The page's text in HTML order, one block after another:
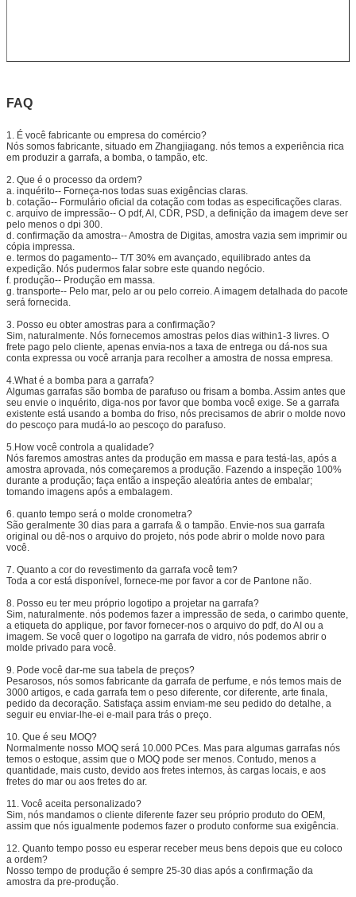
FAQ
1. É você fabricante ou empresa do comércio?
Nós somos fabricante, situado em Zhangjiagang. nós temos a experiência rica
em produzir a garrafa, a bomba, o tampão, etc.
2. Que é o processo da ordem?
a. inquérito-- Forneça-nos todas suas exigências claras.
b. cotação-- Formulário oficial da cotação com todas as especificações claras.
c. arquivo de impressão-- O pdf, AI, CDR, PSD, a definição da imagem deve ser
pelo menos o dpi 300.
d. confirmação da amostra-- Amostra de Digitas, amostra vazia sem imprimir ou
cópia impressa.
e. termos do pagamento-- T/T 30% em avançado, equilibrado antes da
expedição. Nós pudermos falar sobre este quando negócio.
f. produção-- Produção em massa.
g. transporte-- Pelo mar, pelo ar ou pelo correio. A imagem detalhada do pacote
será fornecida.
3. Posso eu obter amostras para a confirmação?
Sim, naturalmente. Nós fornecemos amostras pelos dias within1-3 livres. O
frete pago pelo cliente, apenas envia-nos a taxa de entrega ou dá-nos sua
conta expressa ou você arranja para recolher a amostra de nossa empresa.
4.What é a bomba para a garrafa?
Algumas garrafas são bomba de parafuso ou frisam a bomba. Assim antes que
seu envie o inquérito, diga-nos por favor que bomba você exige. Se a garrafa
existente está usando a bomba do friso, nós precisamos de abrir o molde novo
do pescoço para mudá-lo ao pescoço do parafuso.
5.How você controla a qualidade?
Nós faremos amostras antes da produção em massa e para testá-las, após a
amostra aprovada, nós começaremos a produção. Fazendo a inspeção 100%
durante a produção; faça então a inspeção aleatória antes de embalar;
tomando imagens após a embalagem.
6. quanto tempo será o molde cronometra?
São geralmente 30 dias para a garrafa & o tampão. Envie-nos sua garrafa
original ou dê-nos o arquivo do projeto, nós pode abrir o molde novo para
você.
7. Quanto a cor do revestimento da garrafa você tem?
Toda a cor está disponível, fornece-me por favor a cor de Pantone não.
8. Posso eu ter meu próprio logotipo a projetar na garrafa?
Sim, naturalmente. nós podemos fazer a impressão de seda, o carimbo quente,
a etiqueta do applique, por favor fornecer-nos o arquivo do pdf, do AI ou a
imagem. Se você quer o logotipo na garrafa de vidro, nós podemos abrir o
molde privado para você.
9. Pode você dar-me sua tabela de preços?
Pesarosos, nós somos fabricante da garrafa de perfume, e nós temos mais de
3000 artigos, e cada garrafa tem o peso diferente, cor diferente, arte finala,
pedido da decoração. Satisfaça assim enviam-me seu pedido do detalhe, a
seguir eu enviar-lhe-ei e-mail para trás o preço.
10. Que é seu MOQ?
Normalmente nosso MOQ será 10.000 PCes. Mas para algumas garrafas nós
temos o estoque, assim que o MOQ pode ser menos. Contudo, menos a
quantidade, mais custo, devido aos fretes internos, às cargas locais, e aos
fretes do mar ou aos fretes do ar.
11. Você aceita personalizado?
Sim, nós mandamos o cliente diferente fazer seu próprio produto do OEM,
assim que nós igualmente podemos fazer o produto conforme sua exigência.
12. Quanto tempo posso eu esperar receber meus bens depois que eu coloco
a ordem?
Nosso tempo de produção é sempre 25-30 dias após a confirmação da
amostra da pre-produção.